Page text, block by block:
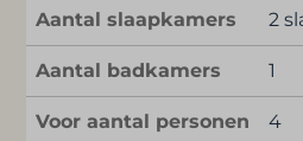
Aantal slaapkamers 2
Aantal badkamers 1
Voor aantal personen 4